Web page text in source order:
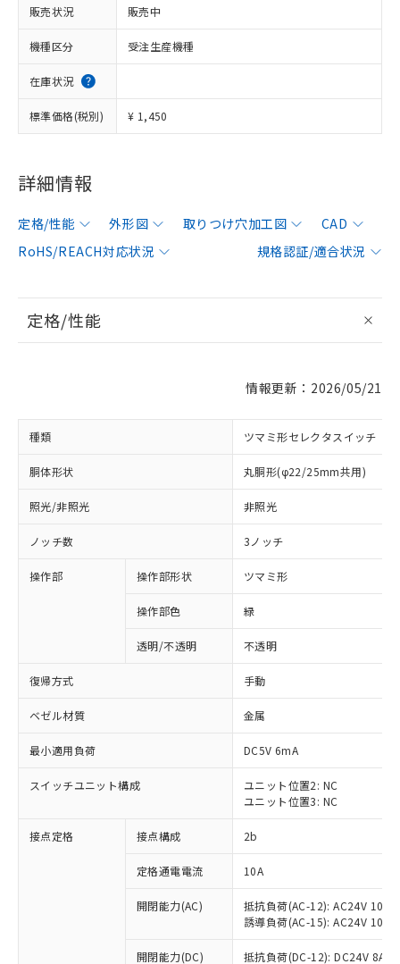
販売状況 販売中
機種区分 受注生産機種
在庫状況
標準価格(税別) ¥ 1,450
詳細情報
定格/性能 外形図 取りつけ穴加工図
CAD
RoHS/REACH対応状況
規格認証/適合状況
定格/性能
情報更新：2026/05/21
種類 ツマミ形セレクタスイッチ
胴体形状 丸胴形(φ22/25mm共用)
照光/非照光 非照光
ノッチ数 3ノッチ
操作部 操作部形状 ツマミ形
操作部色 緑
透明/不透明 不透明
復帰方式 手動
ベゼル材質 金属
最小適用負荷 DC5V 6mA
スイッチユニット構成
ユニット位置2: NC
ユニット位置3: NC
接点定格 接点構成 2b
定格通電電流 10A
開閉能力(AC)
抵抗負荷(AC-12): AC24V 10A/
誘導負荷(AC-15): AC24V
開閉能力(DC) 抵抗負荷(DC-12): DC24V 8A/
ご利用条件
※1 対応状況
対応済み：EU RoHS指令（10物質）の
非含有に対応した製品が提供可能な商品で
対応予定：EU RoHS指令（10物質）の非含
有に対応した製品に切り替える予定のある